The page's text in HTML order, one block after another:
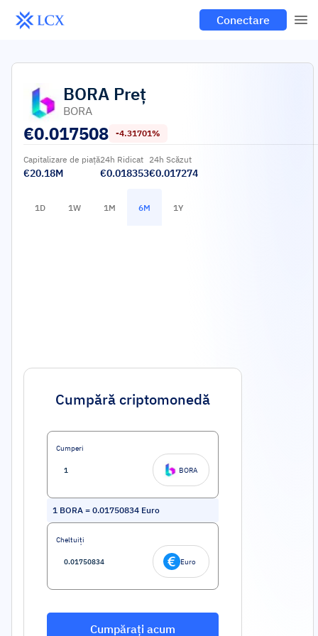
Conectare
BORA Preț
BORA
€0.017508 -4.31701%
Capitalizare de piață
€20.18M
24h Ridicat
€0.018353
24h Scăzut
€0.017274
1D 1W 1M 6M 1Y
Cumpără criptomonedă
Cumperi
BORA
1 BORA = 0.01750834 Euro
Cheltuiți
Euro
Cumpărați acum